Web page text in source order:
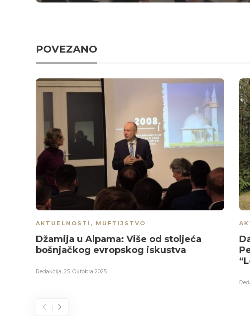
POVEZANO
AKTUELNOSTI , MUFTIJSTVO
Džamija u Alpama: Više od stoljeća
bošnjačkog evropskog iskustva
Redakcija, 25. Oktobra 2025.